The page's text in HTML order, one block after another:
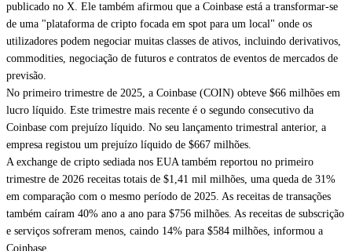
publicado no X. Ele também afirmou que a Coinbase está a transformar-se
de uma "plataforma de cripto focada em spot para um local" onde os
utilizadores podem negociar muitas classes de ativos, incluindo derivativos,
commodities, negociação de futuros e contratos de eventos de mercados de
previsão.
No primeiro trimestre de 2025, a Coinbase (COIN) obteve $66 milhões em
lucro líquido. Este trimestre mais recente é o segundo consecutivo da
Coinbase com prejuízo líquido. No seu lançamento trimestral anterior, a
empresa registou um prejuízo líquido de $667 milhões.
A exchange de cripto sediada nos EUA também reportou no primeiro
trimestre de 2026 receitas totais de $1,41 mil milhões, uma queda de 31%
em comparação com o mesmo período de 2025. As receitas de transações
também caíram 40% ano a ano para $756 milhões. As receitas de subscrição
e serviços sofreram menos, caindo 14% para $584 milhões, informou a
Coinbase.